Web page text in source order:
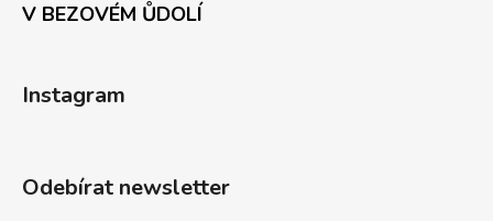
V BEZOVÉM ŮDOLÍ
Instagram
Odebírat newsletter